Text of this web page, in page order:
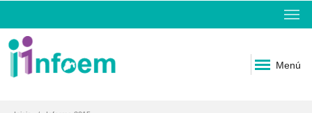
Menú